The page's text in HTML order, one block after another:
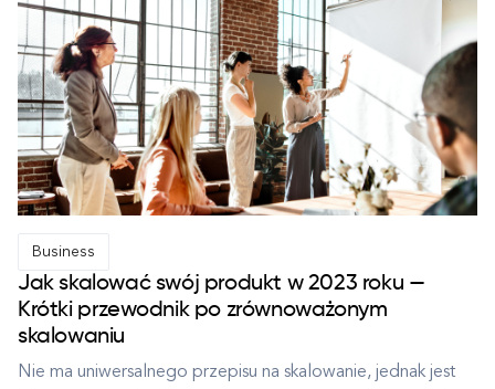
wydarzenie, dokładnie analizując każdą firmę, aby
dostarczyć Wam crème de la crème europejskiej sceny
startupowej. Te myślące przyszłośc...
Business
Jak skalować swój produkt w 2023 roku —
Krótki przewodnik po zrównoważonym
skalowaniu
Nie ma uniwersalnego przepisu na skalowanie, jednak jest